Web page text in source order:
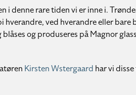
i denne rare tiden vi er inne i.
ved hverandre eller bare
og produseres på Magnor
Kirsten Wstergaard har vi